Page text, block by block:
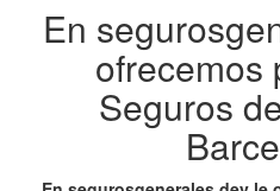
En
ofrecemos
Seguros